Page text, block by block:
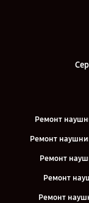
Ремонт
Ремонт
Ремонт
Ремонт
Ремонт